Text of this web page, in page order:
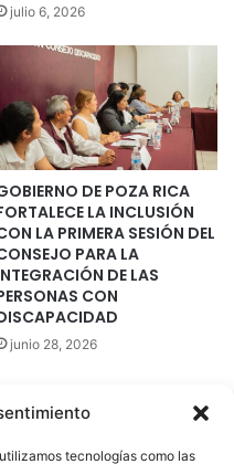
tecnologías como las
julio 6, 2026
DE POZA RICA
LA INCLUSIÓN
LA PRIMERA SESIÓN DEL
PARA LA
DE LAS
CON
junio 28, 2026